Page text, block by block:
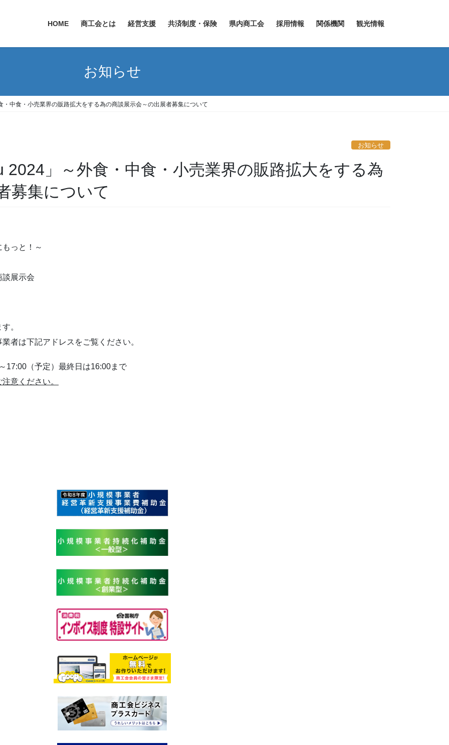
HOME 商工会とは 経営支援 共済制度・保険 県内商工会 採用情報 関係機関 観光情報
お知らせ
・中食・小売業界の販路拡大をする為の商談展示会～の出展者募集について
お知らせ
2024」～外食・中食・小売業界の販路拡大をする為
募集について
っと！～
談展示会
。
者は下記アドレスをご覧ください。
（予定）最終日は16:00まで
意ください。